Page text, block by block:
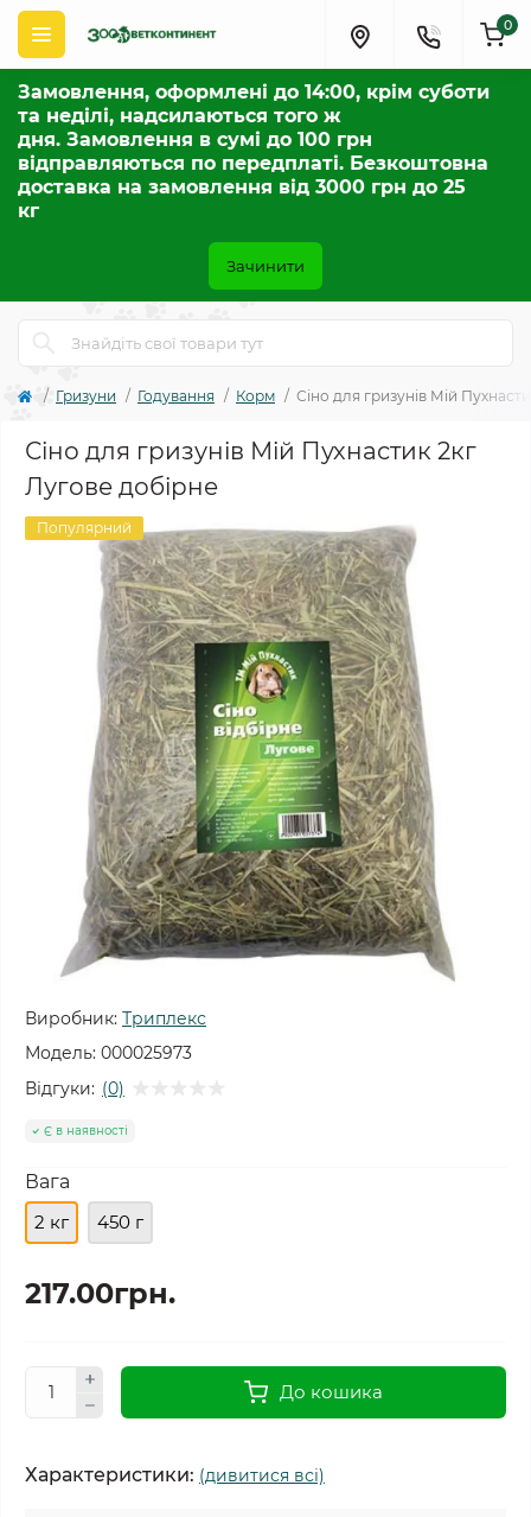
Замовлення, оформлені до 14:00, крім суботи
та неділі, надсилаються того ж
дня. Замовлення в сумі до 100 грн
відправляються по передплаті. Безкоштовна
доставка на замовлення від 3000 грн до 25
кг
Зачинити
0
Гризуни Годування Корм Сіно для гризунів Мій
Сіно для гризунів Мій Пухнастик 2кг
Лугове добірне
Популярний
Виробник: Триплекс
Модель: 000025973
Відгуки: (0)
Є в наявності
Вага
2 кг
450 г
217.00грн.
До кошика
Характеристики: (дивитися всі)